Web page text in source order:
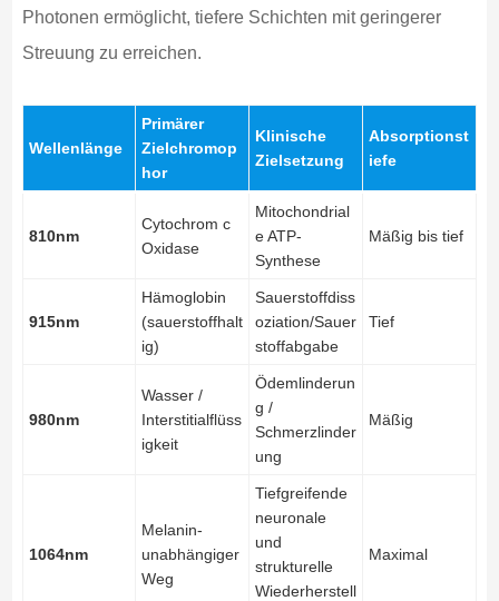
Photonen ermöglicht, tiefere Schichten mit geringerer
Streuung zu erreichen.
Wellenlänge
Primärer
Zielchromop
hor
Klinische
Zielsetzung
Absorptionst
iefe
810nm
Cytochrom c
Oxidase
Mitochondrial
e ATP-
Synthese
Mäßig bis tief
915nm
Hämoglobin
(sauerstoffhalt
ig)
Sauerstoffdiss
oziation/Sauer
stoffabgabe
Tief
980nm
Wasser /
Interstitialflüss
igkeit
Ödemlinderun
g /
Schmerzlinder
ung
Mäßig
1064nm
Melanin-
unabhängiger
Weg
Tiefgreifende
neuronale
und
strukturelle
Wiederherstell
Maximal